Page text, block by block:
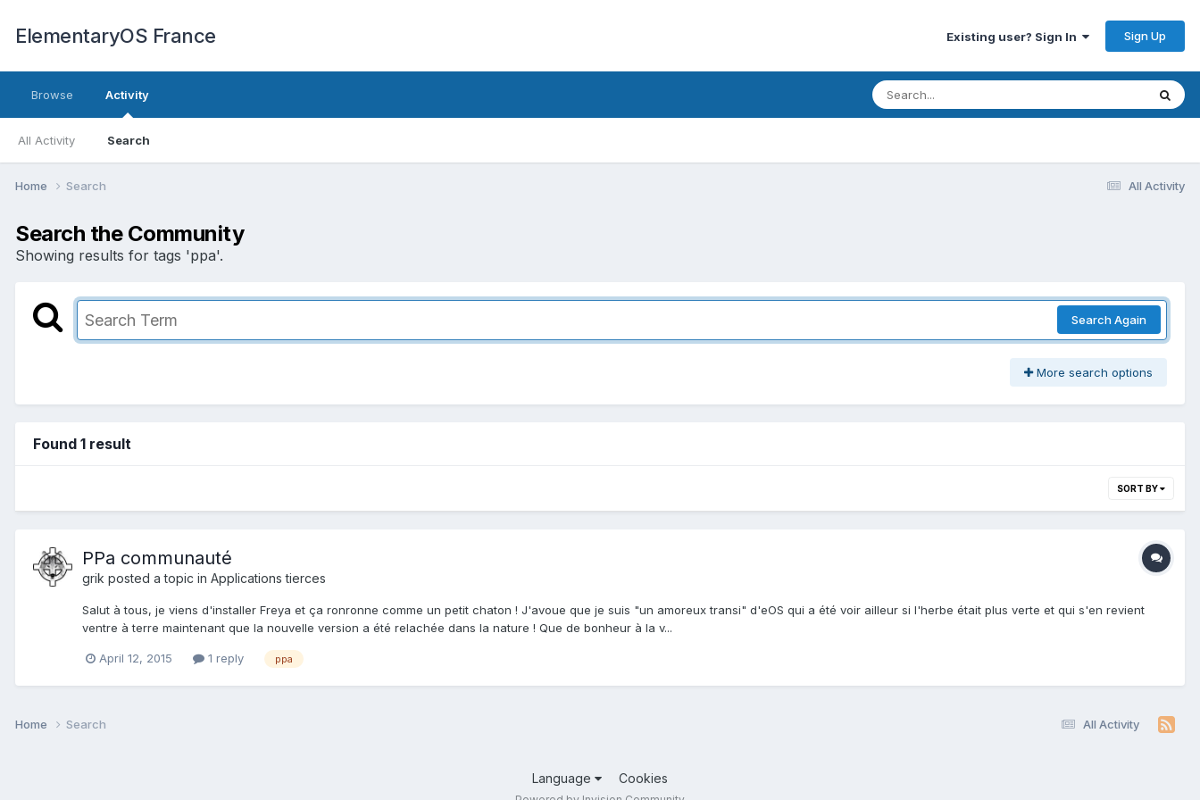
ElementaryOS France Existing user? Sign In Sign Up
Browse Activity
All Activity Search
All Activity
Home Search
Search the Community
Showing results for tags 'ppa'.
Search Again
More search options
Found 1 result
SORT BY
PPa communauté
grik posted a topic in Applications tierces
Salut à tous, je viens d'installer Freya et ça ronronne comme un petit chaton ! J'avoue que je suis "un amoreux transi" d'eOS qui a été voir ailleur si l'herbe était plus verte et qui s'en revient
ventre à terre maintenant que la nouvelle version a été relachée dans la nature ! Que de bonheur à la v...
April 12, 2015 1 reply ppa
All Activity
Home Search
Language Cookies